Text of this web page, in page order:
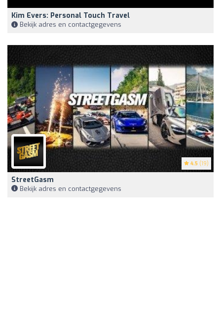
Kim Evers: Personal Touch Travel
Bekijk adres en contactgegevens
4.5 (19)
StreetGasm
Bekijk adres en contactgegevens